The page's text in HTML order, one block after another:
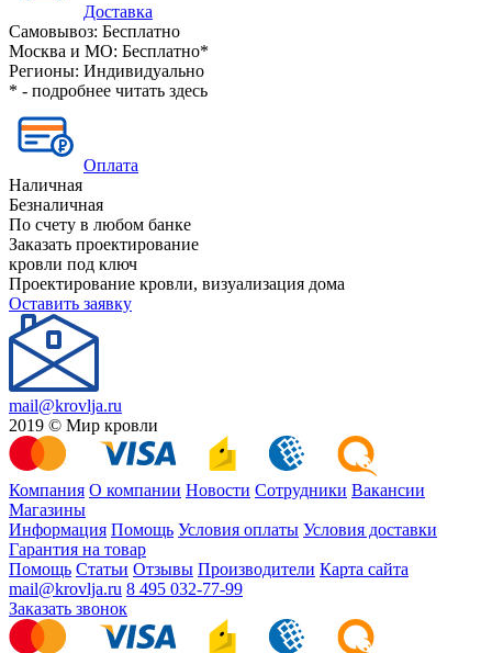
Доставка
Самовывоз: Бесплатно
Москва и МО: Бесплатно*
Регионы: Индивидуально
* - подробнее читать здесь
Оплата
Наличная
Безналичная
По счету в любом банке
Заказать проектирование
кровли под ключ
Проектирование кровли, визуализация дома
Оставить заявку
mail@krovlja.ru
2019 © Мир кровли
Компания О компании Новости Сотрудники Вакансии
Магазины
Информация Помощь Условия оплаты Условия доставки
Гарантия на товар
Помощь Статьи Отзывы Производители Карта сайта
mail@krovlja.ru 8 495 032-77-99
Заказать звонок